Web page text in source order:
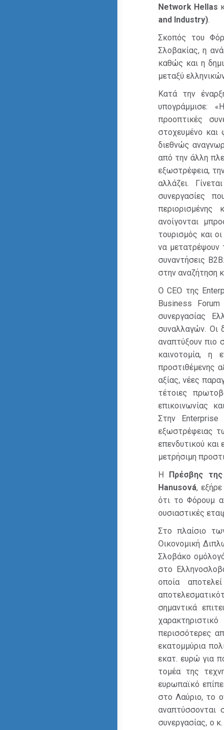
Network Hellas
and Industry).
Σκοπός του
Σλοβακίας, η
καθώς και η
μεταξύ
Κατά την
υπογράμμισε:
προοπτικές
στοχευμένο και
διεθνώς
από την άλλη
εξωστρέφεια,
αλλάζει.
συνεργασίες
περιορισμένης
ανοίγονται
τουρισμός και
να μετατρέψουν
συναντήσεις
στην αναζήτηση
Ο CEO της
Business Forum
συνεργασίας
συναλλαγών. Οι
αναπτύξουν πιο
καινοτομία, η
προστιθέμενης
αξίας, νέες
τέτοιες
επικοινωνίας
Στην Enterprise
εξωστρέφειας
επενδυτικού
μετρήσιμη
Η
Πρέσβης
Hanusová,
ότι το Φόρουμ
ουσιαστικές
Στο πλαίσιο
Οικονομική
Σλοβάκο
στο
οποία
σημαντικά
περισσότερες
εκατομμύρια
εκατ. ευρώ για
τομέα της
ευρωπαϊκό
στο Λαύριο, το
αναπτύσσονται
συνεργασίας, ο